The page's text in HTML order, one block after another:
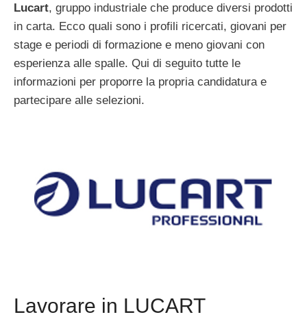
Lucart, gruppo industriale che produce diversi prodotti
in carta. Ecco quali sono i profili ricercati, giovani per
stage e periodi di formazione e meno giovani con
esperienza alle spalle. Qui di seguito tutte le
informazioni per proporre la propria candidatura e
partecipare alle selezioni.
Lavorare in LUCART